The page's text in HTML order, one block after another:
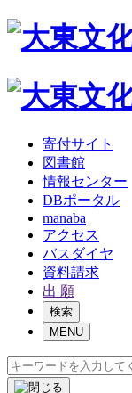
寄付サイト
図書館
情報センター
DBポータル
manaba
アクセス
バスダイヤ
資料請求
出 願
検索
MENU